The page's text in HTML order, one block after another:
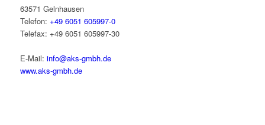
63571 Gelnhausen
Telefon: +49 6051 605997-0
Telefax: +49 6051 605997-30
E-Mail: info@aks-gmbh.de
www.aks-gmbh.de